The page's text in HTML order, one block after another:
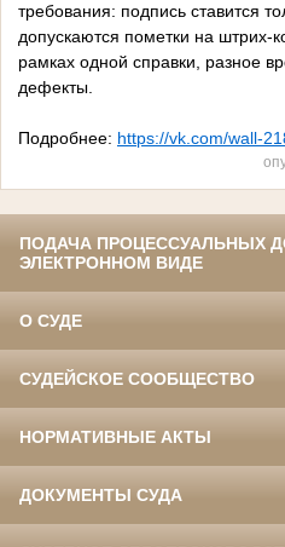
требования: подпись ставится
допускаются пометки на штрих-
рамках одной справки, разное
дефекты.
Подробнее: https://vk.com/wall-
ПОДАЧА ПРОЦЕССУАЛЬНЫХ
ЭЛЕКТРОННОМ ВИДЕ
О СУДЕ
СУДЕЙСКОЕ СООБЩЕСТВО
НОРМАТИВНЫЕ АКТЫ
ДОКУМЕНТЫ СУДА